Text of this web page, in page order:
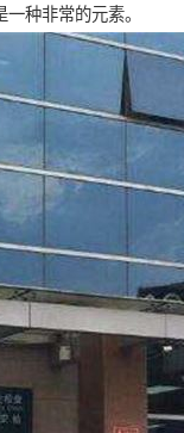
一种非常的元素。